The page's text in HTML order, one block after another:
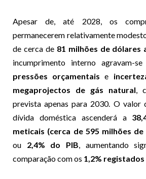
Apesar de, até 2028, os
permanecerem relativamente
de cerca de 81 milhões de dólares
incumprimento interno agravam-
pressões orçamentais e
megaprojectos de gás natural,
prevista apenas para 2030. O valor
dívida doméstica ascenderá a
meticais (cerca de 595 milhões
ou 2,4% do PIB, aumentando
comparação com os 1,2% registados